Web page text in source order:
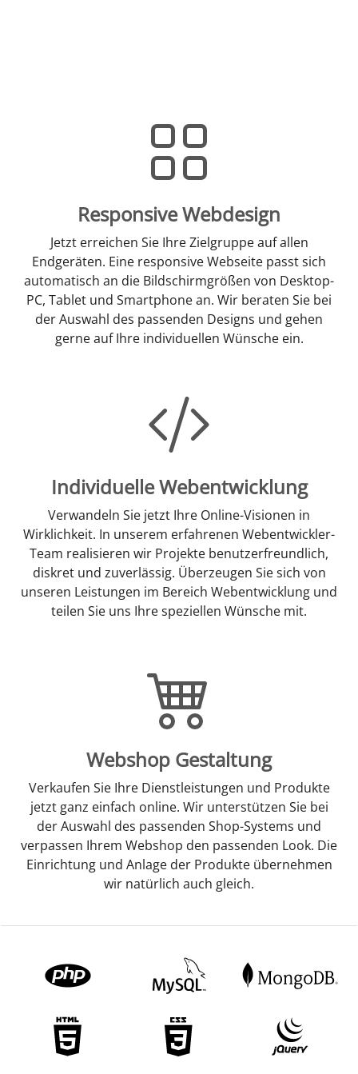
Responsive Webdesign
Jetzt erreichen Sie Ihre Zielgruppe auf allen
Endgeräten. Eine responsive Webseite passt sich
automatisch an die Bildschirmgrößen von Desktop-
PC, Tablet und Smartphone an. Wir beraten Sie bei
der Auswahl des passenden Designs und gehen
gerne auf Ihre individuellen Wünsche ein.
Individuelle Webentwicklung
Verwandeln Sie jetzt Ihre Online-Visionen in
Wirklichkeit. In unserem erfahrenen Webentwickler-
Team realisieren wir Projekte benutzerfreundlich,
diskret und zuverlässig. Überzeugen Sie sich von
unseren Leistungen im Bereich Webentwicklung und
teilen Sie uns Ihre speziellen Wünsche mit.
Webshop Gestaltung
Verkaufen Sie Ihre Dienstleistungen und Produkte
jetzt ganz einfach online. Wir unterstützen Sie bei
der Auswahl des passenden Shop-Systems und
verpassen Ihrem Webshop den passenden Look. Die
Einrichtung und Anlage der Produkte übernehmen
wir natürlich auch gleich.